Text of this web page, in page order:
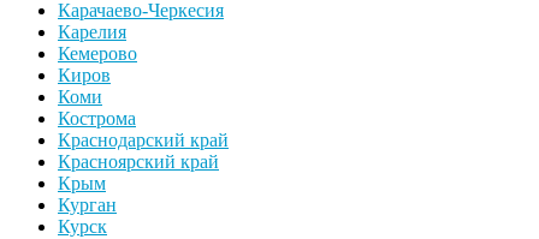
Карачаево-Черкесия
Карелия
Кемерово
Киров
Коми
Кострома
Краснодарский край
Красноярский край
Крым
Курган
Курск